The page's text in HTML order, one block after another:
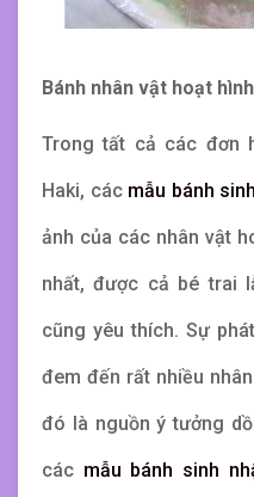
Bánh nhân vật hoạt hình
Trong tất cả các đơn
Haki, các mẫu bánh
ảnh của các nhân vật
nhất, được cả bé trai
cũng yêu thích. Sự
đem đến rất nhiều
đó là nguồn ý tưởng
các mẫu bánh sinh